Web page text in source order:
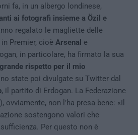
fa, in un albergo londinese,
ai fotografi insieme a Özil e
regalato le magliette delle
Premier, cioè Arsenal e
in particolare, ha firmato la sua
rispetto per il mio
state poi divulgate su Twitter dal
, il partito di Erdogan. La Federazione
non l’ha presa bene: «Il
sostengono valori che
Per questo non è